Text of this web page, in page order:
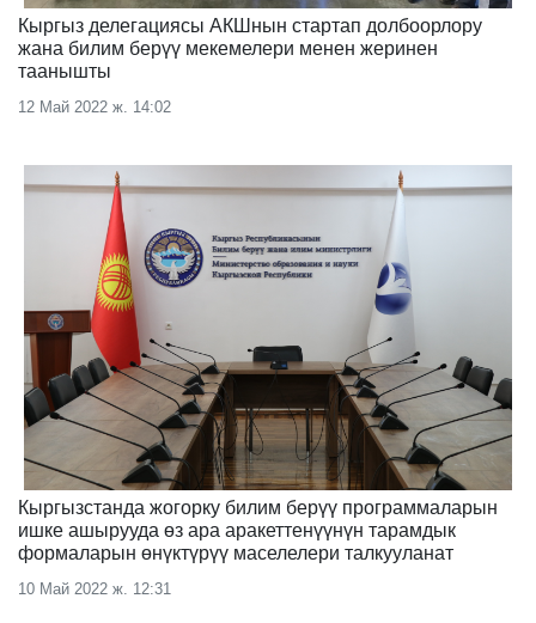
Кыргыз делегациясы АКШнын стартап долбоорлору
жана билим берүү мекемелери менен жеринен
таанышты
12 Май 2022 ж. 14:02
Кыргызстанда жогорку билим берүү программаларын
ишке ашырууда өз ара аракеттенүүнүн тарамдык
формаларын өнүктүрүү маселелери талкууланат
10 Май 2022 ж. 12:31